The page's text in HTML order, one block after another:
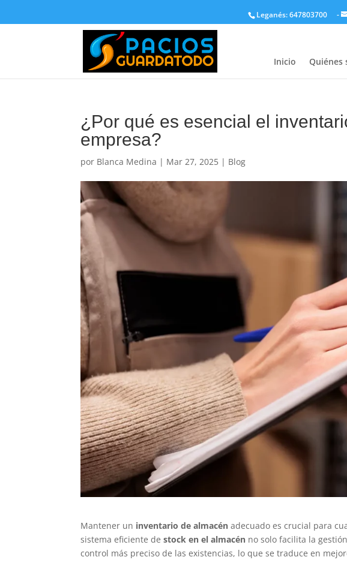
Leganés: 647803700 -
Inicio Quiénes
¿Por qué es esencial el
empresa?
por Blanca Medina | Mar 27, 2025 | Blog
Mantener un inventario de almacén adecuado es crucial para
sistema eficiente destock en el almacén no solo facilita la
control más preciso de las existencias, lo que se traduce en